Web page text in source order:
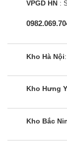
VPGD HN :
Kho Hà Nội
Kho Hưng
Kho Bắc